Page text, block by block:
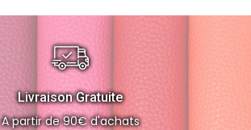
Livraison Gratuite
A partir de 90€ d'achats